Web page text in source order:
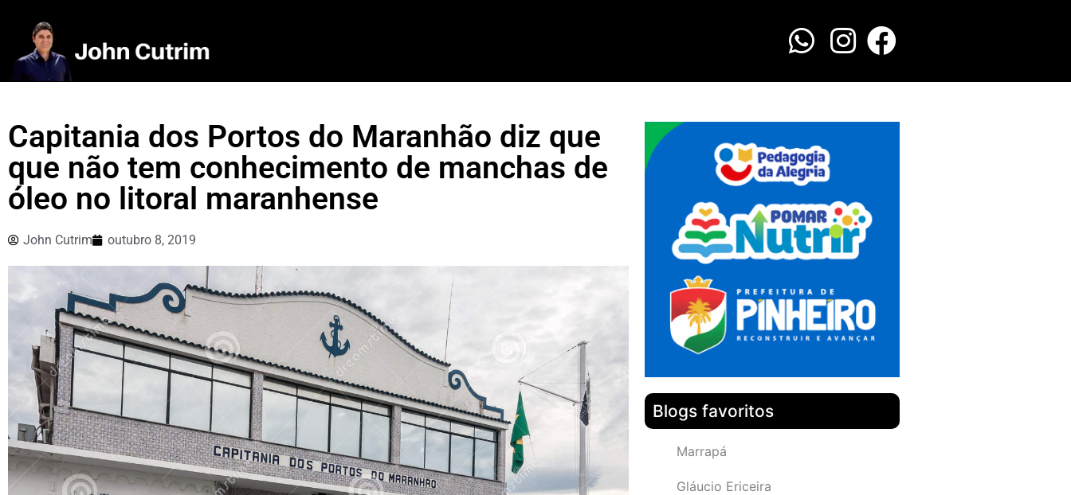
Capitania dos Portos do Maranhão diz que
que não tem conhecimento de manchas de
óleo no litoral maranhense
John Cutrim outubro 8, 2019
Blogs favoritos
Marrapá
Gláucio Ericeira